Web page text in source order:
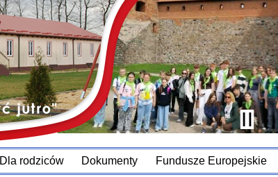
Dla rodziców Dokumenty Fundusze Europejskie